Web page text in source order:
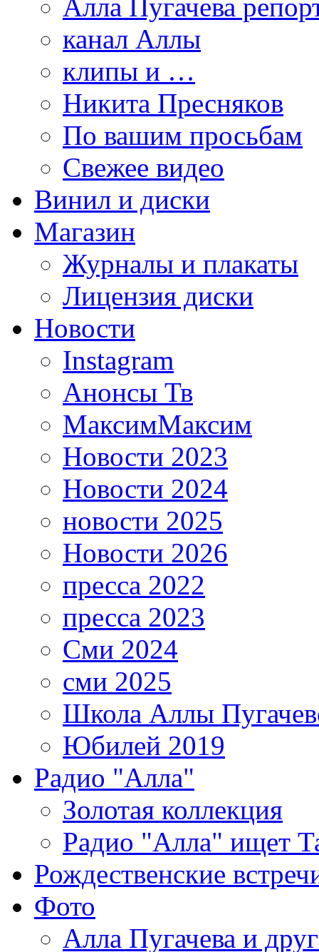
Алла Пугачева
канал Аллы
клипы и …
Никита Пресняков
По вашим просьбам
Свежее видео
Винил и диски
Магазин
Журналы и плакаты
Лицензия диски
Новости
Instagram
Анонсы Тв
МаксимМаксим
Новости 2023
Новости 2024
новости 2025
Новости 2026
пресса 2022
пресса 2023
Сми 2024
сми 2025
Школа Аллы
Юбилей 2019
Радио "Алла"
Золотая коллекция
Радио "Алла" ищет
Рождественские
Фото
Алла Пугачева и